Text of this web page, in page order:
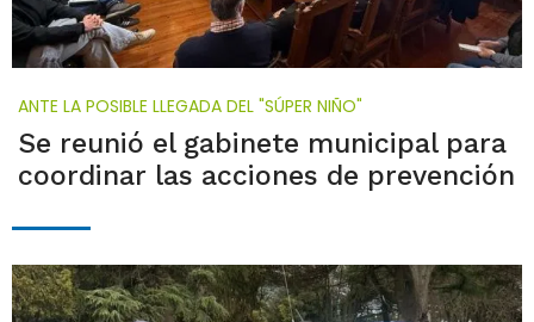
ANTE LA POSIBLE LLEGADA DEL "SÚPER NIÑO"
Se reunió el gabinete municipal para
coordinar las acciones de prevención